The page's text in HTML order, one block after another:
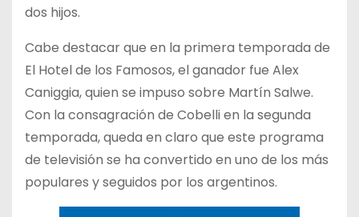
dos hijos.
Cabe destacar que en la primera temporada de
El Hotel de los Famosos, el ganador fue Alex
Caniggia, quien se impuso sobre Martín Salwe.
Con la consagración de Cobelli en la segunda
temporada, queda en claro que este programa
de televisión se ha convertido en uno de los más
populares y seguidos por los argentinos.